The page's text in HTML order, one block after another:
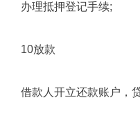
办理抵押登记手续;
10放款
借款人开立还款账户，